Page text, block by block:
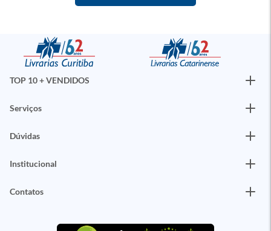
TOP 10 + VENDIDOS
Serviços
Dúvidas
Institucional
Contatos